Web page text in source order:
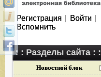
Регистрация Войти
Вспомнить
: : Разделы сайта : :
Новостной блок